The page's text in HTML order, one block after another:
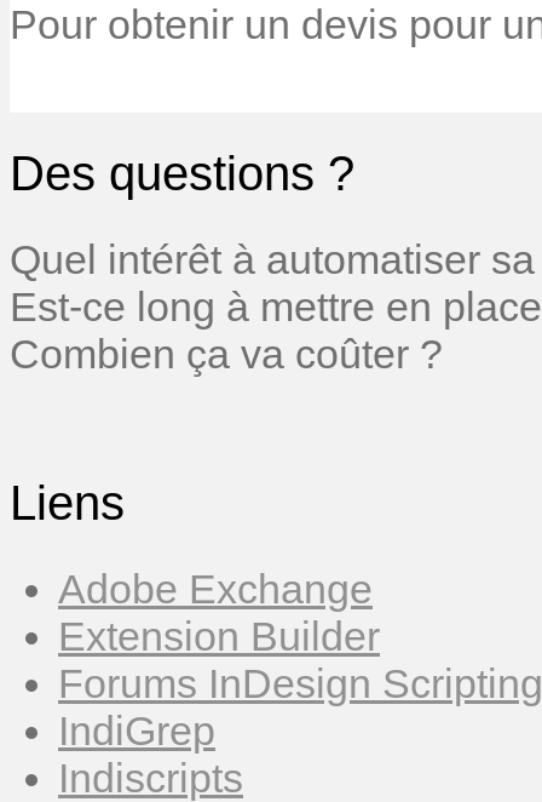
Pour obtenir un devis pour
Des questions ?
Quel intérêt à automatiser
Est-ce long à mettre en
Combien ça va coûter ?
Liens
Adobe Exchange
Extension Builder
Forums InDesign Scripting
IndiGrep
Indiscripts